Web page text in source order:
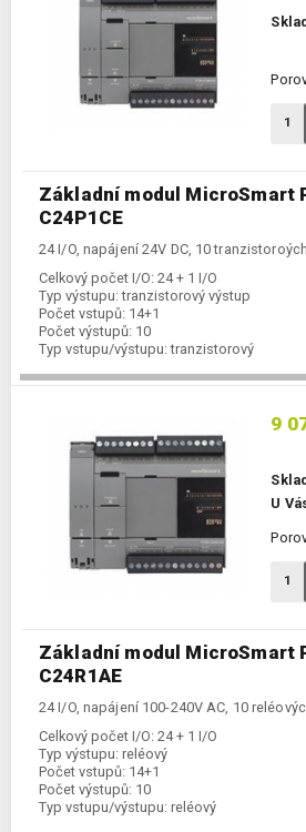
Základní modul MicroSmart
C24P1CE
24 I/O, napájení 24V DC, 10
Celkový počet I/O: 24 + 1 I/O
Typ výstupu: tranzistorový výstup
Počet vstupů: 14+1
Počet výstupů: 10
Typ vstupu/výstupu: tranzistorový
Kategorie: FC6A-CPU
Základní modul MicroSmart
C24R1AE
24 I/O, napájení 100-240V AC, 10
Celkový počet I/O: 24 + 1 I/O
Typ výstupu: reléový
Počet vstupů: 14+1
Počet výstupů: 10
Typ vstupu/výstupu: reléový
9
U